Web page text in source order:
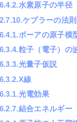
水素原子の半径
ケプラーの法則
ボーアの原子模
粒子（電子）の
光量子仮説
線
光電効果
結合エネルギー